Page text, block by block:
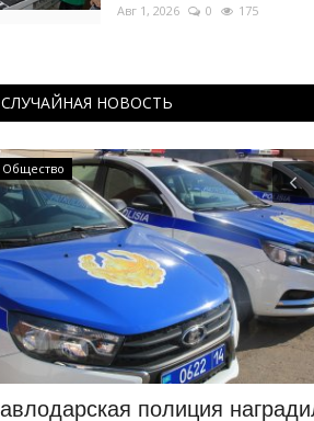
Авг 1, 2026 0 175
СЛУЧАЙНАЯ НОВОСТЬ
Общество
полиция